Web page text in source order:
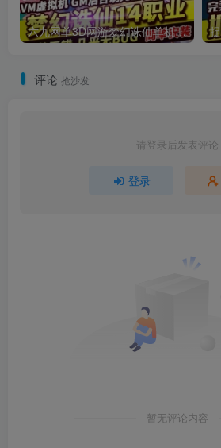
六九网单3D网游梦幻诛仙单机版14职业回合手游完整一键端GM刷元宝金钱物品
评论 抢沙发
请登录后发表评论
登录
暂无评论内容